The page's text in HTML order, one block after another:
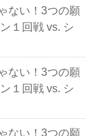
ない！3つの願
１回戦 vs. シ
ない！3つの願
１回戦 vs. シ
ない！3つの願